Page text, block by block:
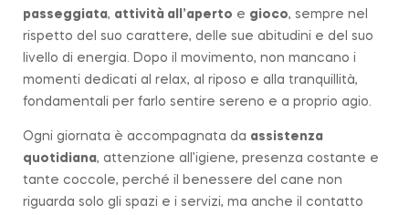
passeggiata, attività all’aperto e gioco, sempre nel
rispetto del suo carattere, delle sue abitudini e del suo
livello di energia. Dopo il movimento, non mancano i
momenti dedicati al relax, al riposo e alla tranquillità,
fondamentali per farlo sentire sereno e a proprio agio.
Ogni giornata è accompagnata da assistenza
quotidiana, attenzione all’igiene, presenza costante e
tante coccole, perché il benessere del cane non
riguarda solo gli spazi e i servizi, ma anche il contatto